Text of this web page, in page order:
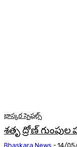
భాస్కర స్పెషల్స్
శతృ ద్రోణ్ గుంపుల
Bhaskara News - 14/